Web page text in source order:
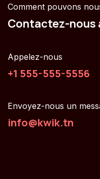
Comment pouvons
Contactez-nous
Appelez-nous
+1 555-555-5556
Envoyez-nous un
info@kwik.tn